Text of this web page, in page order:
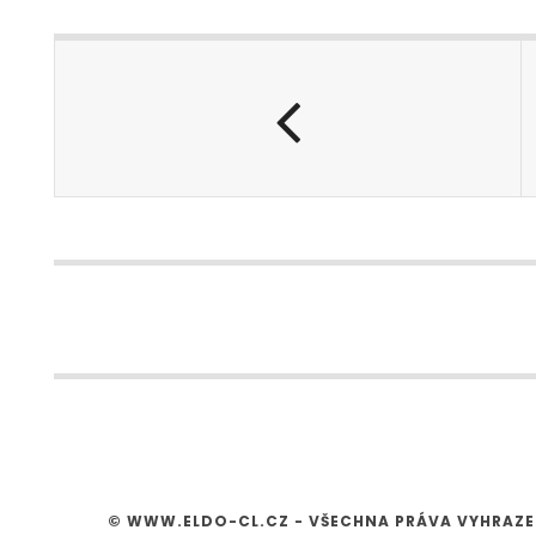
© WWW.ELDO-CL.CZ - VŠECHNA PRÁVA